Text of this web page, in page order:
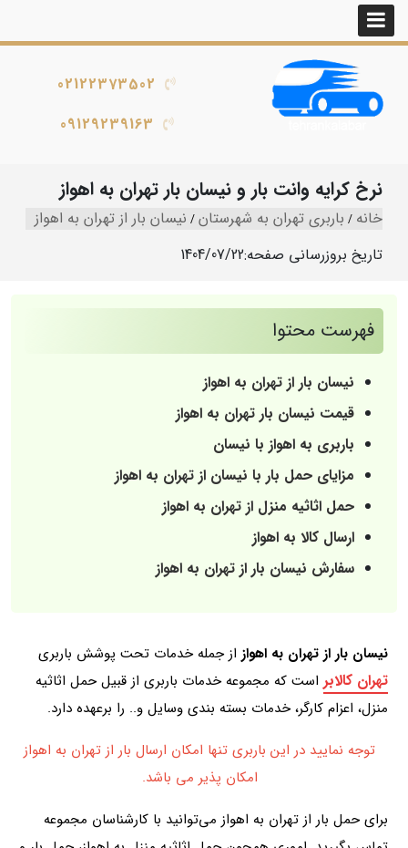
02122373502
09129239163
نرخ کرایه وانت بار و نیسان بار تهران به اهواز
خانه باربری تهران به شهرستان نیسان بار از تهران به اهواز
تاریخ بروزرسانی صفحه:1404/07/22
فهرست محتوا
نیسان بار از تهران به اهواز
قیمت نیسان بار تهران به اهواز
باربری به اهواز با نیسان
مزایای حمل بار با نیسان از تهران به اهواز
حمل اثاثیه منزل از تهران به اهواز
ارسال کالا به اهواز
سفارش نیسان بار از تهران به اهواز
نیسان بار از تهران به اهواز از جمله خدمات تحت پوشش باربری
تهران کالابر است که مجموعه خدمات باربری از قبیل حمل اثاثیه
منزل، اعزام کارگر، خدمات بسته بندی وسایل و.. را برعهده دارد.
توجه نمایید در این باربری تنها امکان ارسال بار از تهران به اهواز
امکان پذیر می باشد.
برای حمل بار از تهران به اهواز می‌توانید با کارشناسان مجموعه